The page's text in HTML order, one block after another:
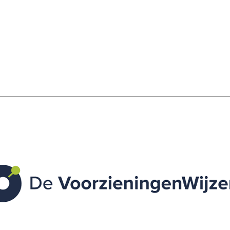
OVER ROOD
DE VOORZIENINGENWIJZER
NEDERLANDSE SCHULDHULPROUTE (NSR)